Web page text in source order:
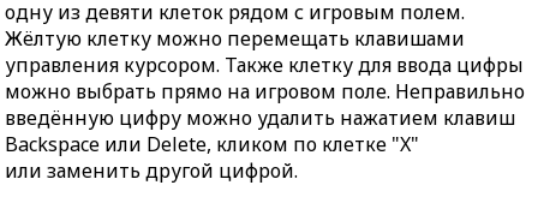
одну из девяти клеток рядом с игровым полем.
Жёлтую клетку можно перемещать клавишами
управления курсором. Также клетку для ввода цифры
можно выбрать прямо на игровом поле. Неправильно
введённую цифру можно удалить нажатием клавиш
Backspace или Delete, кликом по клетке "X"
или заменить другой цифрой.